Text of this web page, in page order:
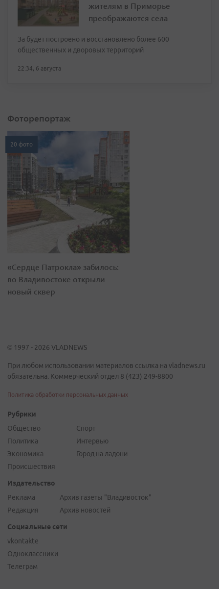
жителям в Приморье
преображаются села
За будет построено и восстановлено более 600
общественных и дворовых территорий
22:34, 6 августа
Фоторепортаж
20 фото
«Сердце Патрокла» забилось:
во Владивостоке открыли
новый сквер
© 1997 - 2026 VLADNEWS
При любом использовании материалов ссылка на vladnews.ru
обязательна. Коммерческий отдел 8 (423) 249-8800
Политика обработки персональных данных
Рубрики
Общество
Политика
Экономика
Происшествия
Спорт
Интервью
Город на ладони
Издательство
Реклама
Редакция
Архив газеты "Владивосток"
Архив новостей
Социальные сети
vkontakte
Одноклассники
Телеграм